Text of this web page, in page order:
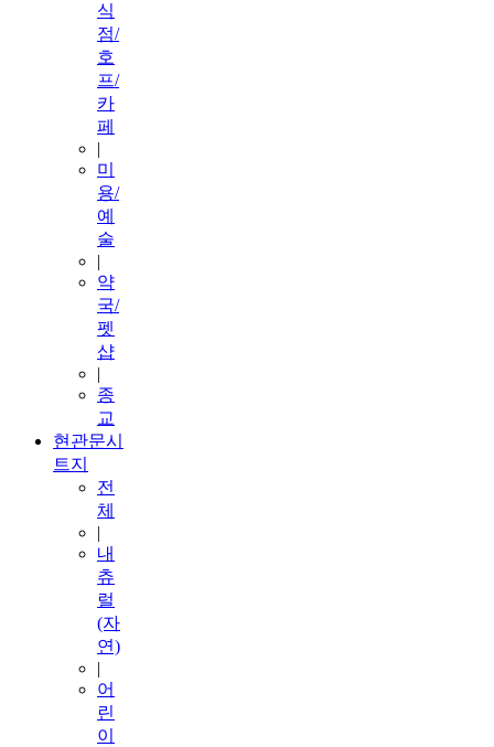
식
점/
호
프/
카
페
|
미
용/
예
술
|
약
국/
펫
샵
|
종
교
현관문시
트지
전
체
|
내
츄
럴
(자
연)
|
어
린
이